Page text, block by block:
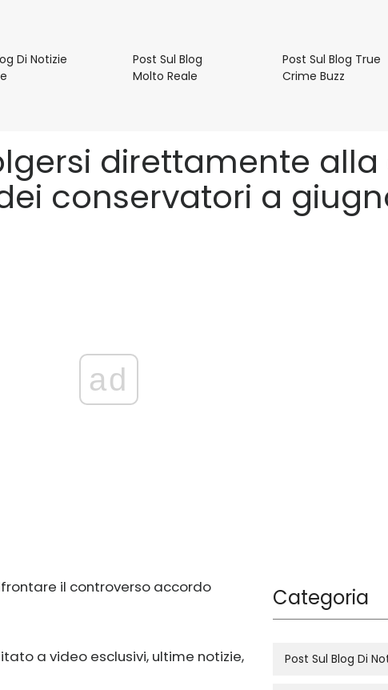
Di Notizie
Post
Sul
Crimine
Post Sul Blog
Molto RealePost
Post Sul Blog True
Crime BuzzPost
Buzz
direttamente
conservatori a
ad
il controverso accordo
a video esclusivi, ultime notizie,
Categoria
Post Sul Blog Di